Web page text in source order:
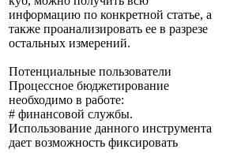
информацию по конкретной статье, а
также проанализировать ее в разрезе
остальных измерений.
Потенциальные пользователи
Процессное бюджетирование
необходимо в работе:
# финансовой службы.
Использование данного инструмента
дает возможность фиксировать